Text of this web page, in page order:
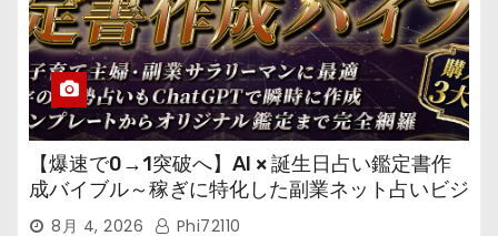
【爆速で0→1突破へ】AI × 誕生日占い鑑定書作
成バイブル～稼ぎに特化した副業ネット占いビジ
ネス8月 4, 2026 Phi72110